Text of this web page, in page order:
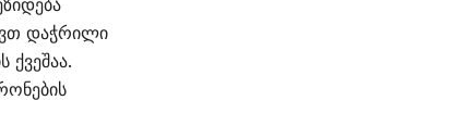
დაჭრილი
ქვეშაა.